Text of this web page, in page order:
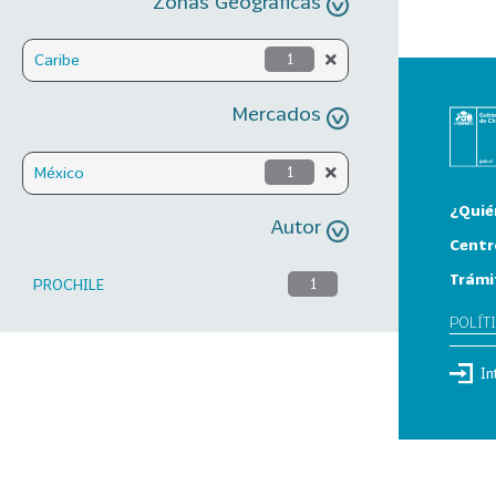
Caribe 1
Mercados
México 1
Autor
PROCHILE 1